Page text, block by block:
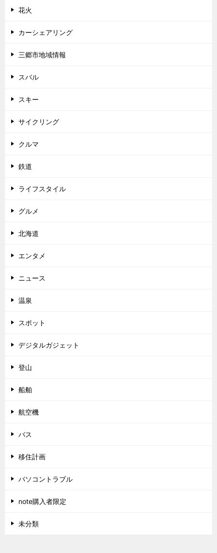
花火
カーシェアリング
三郷市地域情報
スバル
スキー
サイクリング
クルマ
鉄道
ライフスタイル
グルメ
北海道
エンタメ
ニュース
温泉
スポット
デジタルガジェット
登山
船舶
航空機
バス
移住計画
パソコントラブル
note購入者限定
未分類